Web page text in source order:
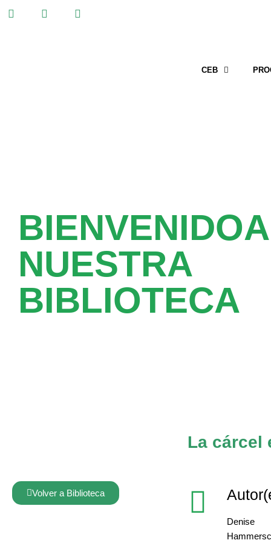
CEB
BIENVENIDOA
NUESTRA
BIBLIOTECA
La cárcel
Volver a Biblioteca
Denise